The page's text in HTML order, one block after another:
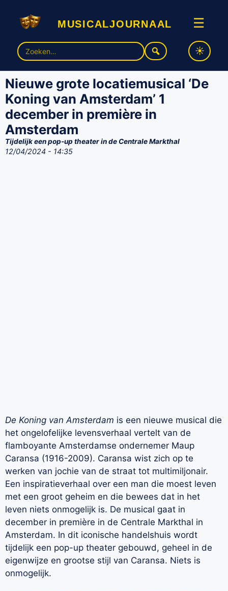
musicaljournaal ☰
Zoek
naar:
Nieuwe grote locatiemusical ‘De
Koning van Amsterdam’ 1
december in première in
Amsterdam
Tijdelijk een pop-up theater in de Centrale Markthal
12/04/2024 - 14:35
De Koning van Amsterdam is een nieuwe musical die
het ongelofelijke levensverhaal vertelt van de
flamboyante Amsterdamse ondernemer Maup
Caransa (1916-2009). Caransa wist zich op te
werken van jochie van de straat tot multimiljonair.
Een inspiratieverhaal over een man die moest leven
met een groot geheim en die bewees dat in het
leven niets onmogelijk is. De musical gaat in
december in première in de Centrale Markthal in
Amsterdam. In dit iconische handelshuis wordt
tijdelijk een pop-up theater gebouwd, geheel in de
eigenwijze en grootse stijl van Caransa. Niets is
onmogelijk.